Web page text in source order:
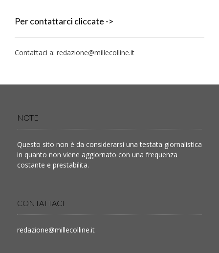
Per contattarci cliccate ->
Contattaci a: redazione@millecolline.it
NOTE
Questo sito non è da considerarsi una testata giornalistica
in quanto non viene aggiornato con una frequenza
costante e prestabilita.
CONTATTACI
redazione@millecolline.it